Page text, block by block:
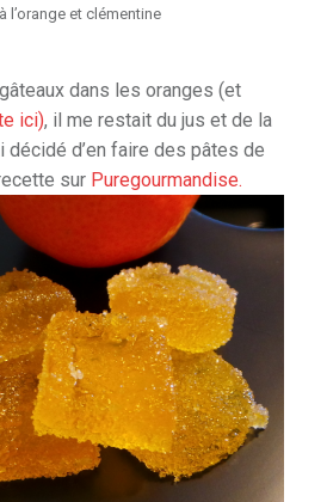
l’orange et clémentine
dans les oranges (et
ici), il me restait du jus et de la
décidé d’en faire des pâtes de
sur Puregourmandise.